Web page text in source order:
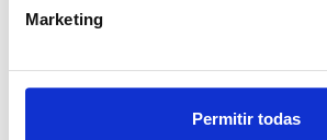
Marketing
Permitir todas